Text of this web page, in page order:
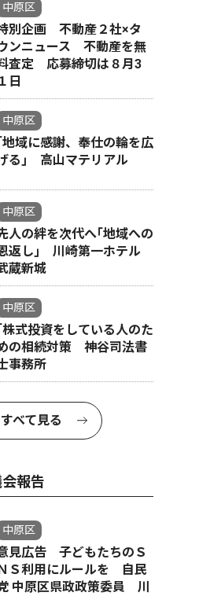
中原区
別企画 不動産２社×タ
ンニュース 不動産を無
査定 応募締切は８月3
日
中原区
地域に感謝、奉仕の輪を広
る｣ 高山マテリアル
中原区
人の絆を次代へ｢地域への
返し｣ 川崎第一ホテル
蔵新城
中原区
株式投資をしている人のた
の相続対策 神谷司法書
事務所
すべて見る
報告
中原区
見広告 子どもたちのＳ
Ｓ利用にルールを 自民
中原区県政政策委員 川